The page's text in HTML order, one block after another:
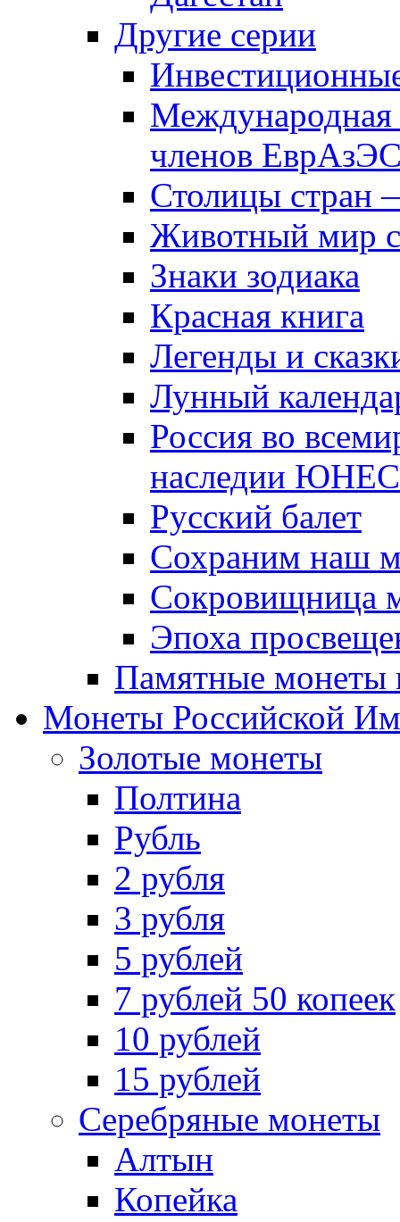
Другие серии
Международная
членов
Столицы стран
Животный мир
Знаки зодиака
Красная книга
Легенды и
Лунный
Россия во
наследии
Русский балет
Сохраним наш
Сокровищница
Эпоха
Памятные монеты
Монеты Российской
Золотые монеты
Полтина
Рубль
2 рубля
3 рубля
5 рублей
7 рублей 50 копеек
10 рублей
15 рублей
Серебряные монеты
Алтын
Копейка